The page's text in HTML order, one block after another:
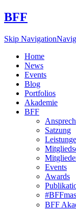
BFF
Skip Navigation
Home
News
Events
Blog
Portfolios
Akademie
BFF
Satzung
Events
Awards
BFF